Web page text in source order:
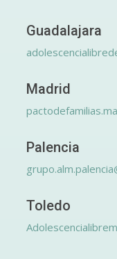
Guadalajara
Madrid
Palencia
Toledo